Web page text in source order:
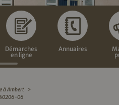
Démarches
en ligne
Annuaires
à Ambert >
06